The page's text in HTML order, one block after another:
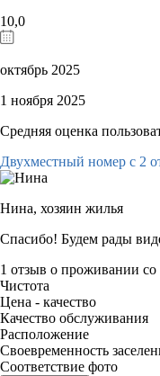
10,0
октябрь 2025
1 ноября 2025
Средняя оценка
Двухместный номер с 2
Нина, хозяин жилья
Спасибо! Будем рады
1 отзыв о проживании со
Чистота
Цена - качество
Качество обслуживания
Расположение
Своевременность
Соответствие фото